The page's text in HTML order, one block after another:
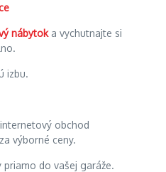
nábytoka vychutnajte si
izbu.
internetový obchod
výborné ceny.
do vašej garáže.